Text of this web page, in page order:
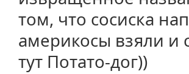
том, что сосиска
америкосы взяли и
тут Потато-дог))